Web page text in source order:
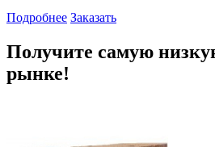
Подробнее Заказать
Получите самую
рынке!